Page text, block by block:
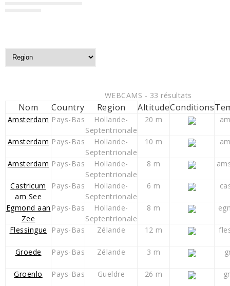
WEBCAMS - 33 résultats
Nom Country Region AltitudeConditions
Amsterdam Pays-Bas
Hollande-
Septentrionale
20 m
Amsterdam Pays-Bas
Hollande-
Septentrionale
10 m
Amsterdam Pays-Bas
Hollande-
Septentrionale
8 m
Castricum
am See
Pays-Bas
Hollande-
Septentrionale
6 m
Egmond aan
Zee
Pays-Bas
Hollande-
Septentrionale
8 m
Flessingue Pays-Bas Zélande 12 m
Groede Pays-Bas Zélande 3 m
Groenlo Pays-Bas Gueldre 26 m